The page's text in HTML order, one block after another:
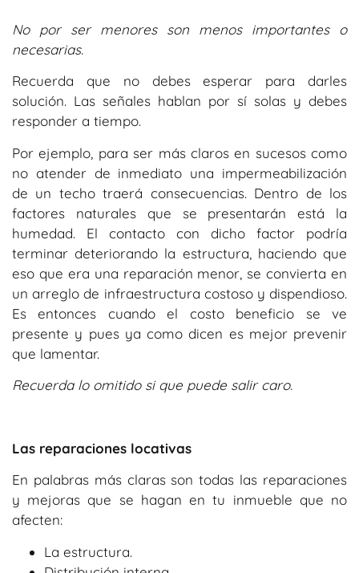
No por ser menores son menos importantes o
necesarias.
Recuerda que no debes esperar para darles
solución. Las señales hablan por sí solas y debes
responder a tiempo.
Por ejemplo, para ser más claros en sucesos como
no atender de inmediato una impermeabilización
de un techo traerá consecuencias. Dentro de los
factores naturales que se presentarán está la
humedad. El contacto con dicho factor podría
terminar deteriorando la estructura, haciendo que
eso que era una reparación menor, se convierta en
un arreglo de infraestructura costoso y dispendioso.
Es entonces cuando el costo beneficio se ve
presente y pues ya como dicen es mejor prevenir
que lamentar.
Recuerda lo omitido si que puede salir caro.
Las reparaciones locativas
En palabras más claras son todas las reparaciones
y mejoras que se hagan en tu inmueble que no
afecten:
La estructura.